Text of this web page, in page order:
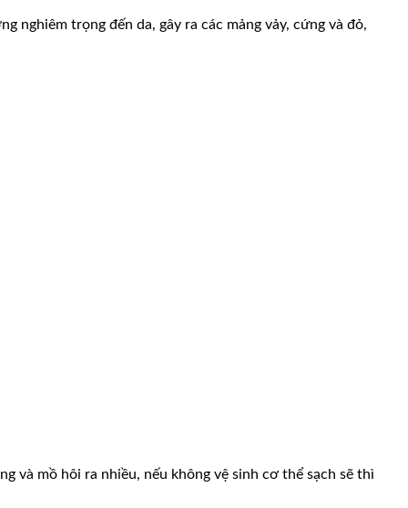
nghiêm trọng đến da, gây ra các mảng vảy, cứng và đỏ,
và mồ hôi ra nhiều, nếu không vệ sinh cơ thể sạch sẽ thì